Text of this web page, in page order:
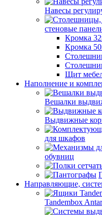
Навесы
стеновые
Кромка
Кромка
Щит
Наполнение и
Вешалки
Выдвижные
для шкафов
обувниц
Направляющие,
Tandembox